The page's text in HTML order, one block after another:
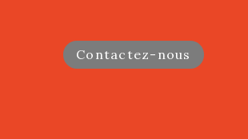
Contactez-nous